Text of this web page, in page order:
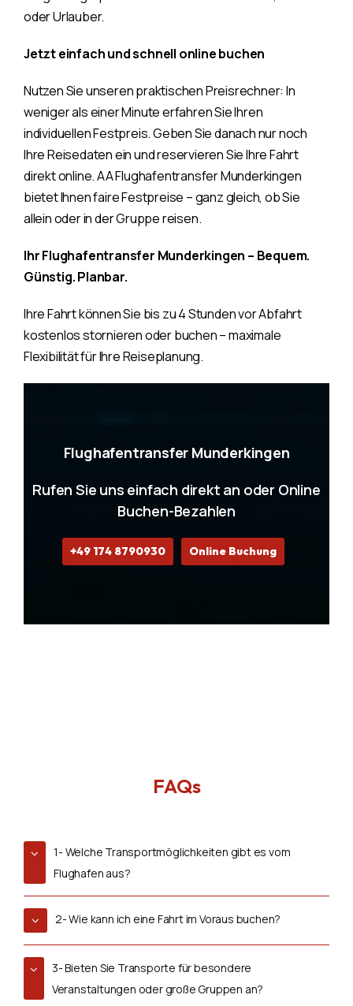
oder Urlauber.
Jetzt einfach und schnell online buchen
Nutzen Sie unseren praktischen Preisrechner: In
weniger als einer Minute erfahren Sie Ihren
individuellen Festpreis. Geben Sie danach nur noch
Ihre Reisedaten ein und reservieren Sie Ihre Fahrt
direkt online. AA Flughafentransfer Munderkingen
bietet Ihnen faire Festpreise – ganz gleich, ob Sie
allein oder in der Gruppe reisen.
Ihr Flughafentransfer Munderkingen – Bequem.
Günstig. Planbar.
Ihre Fahrt können Sie bis zu 4 Stunden vor Abfahrt
kostenlos stornieren oder buchen – maximale
Flexibilität für Ihre Reiseplanung.
Flughafentransfer Munderkingen
Rufen Sie uns einfach direkt an oder Online
Buchen-Bezahlen
+49 174 8790930 Online Buchung
FAQs
1- Welche Transportmöglichkeiten gibt es vom
Flughafen aus?
2- Wie kann ich eine Fahrt im Voraus buchen?
3- Bieten Sie Transporte für besondere
Veranstaltungen oder große Gruppen an?